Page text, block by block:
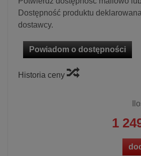
Dostępność produktu
dostawcy.
Powiadom o dostępności
Historia ceny
1